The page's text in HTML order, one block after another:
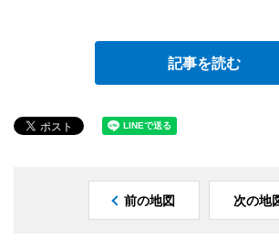
記事を読む
前の地図 次の地